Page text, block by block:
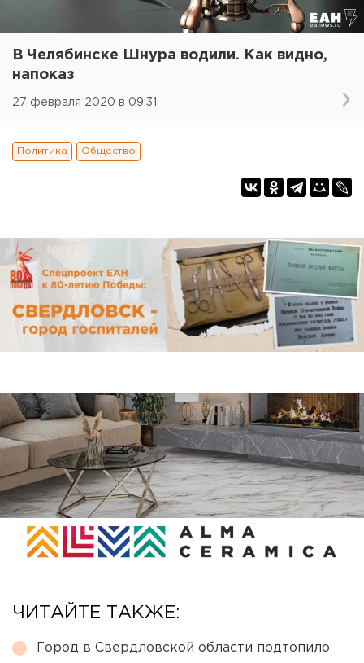
В Челябинске Шнура водили. Как видно,
напоказ
27 февраля 2020 в 09:31
Политика Общество
ЧИТАЙТЕ ТАКЖЕ:
Город в Свердловской области подтопило